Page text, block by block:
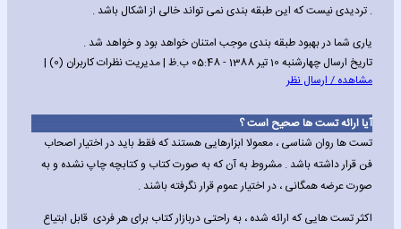
. تردیدی نیست که این طبقه بندی نمی تواند خالی از اشکال باشد .
یاری شما در بهبود طبقه بندی موجب امتنان خواهد بود و خواهد شد .
تاریخ ارسال چهارشنبه 10 تیر 1388 - 05:48 ب.ظ | مدیریت نظرات کاربران (0) |
مشاهده / ارسال نظر
آیا ارائه تست ها صحیح است ؟
تست ها روان شناسی ، معمولا ابزارهایی هستند که فقط باید در اختیار اصحاب
فن قرار داشته باشد . مشروط به آن که به صورت کتاب و کتابچه چاپ نشده و به
صورت عرضه همگانی ، در اختیار عموم قرار نگرفته باشند .
اکثر تست هایی که ارائه شده ، به راحتی دربازار کتاب برای هر فردی قابل ابتیاع